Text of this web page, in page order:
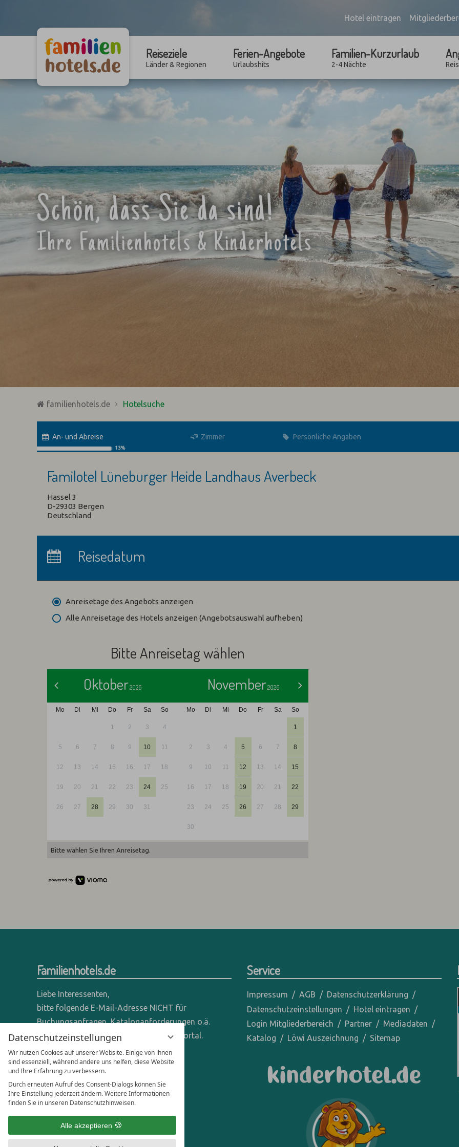
Datenschutzeinstellungen
Wir nutzen Cookies auf unserer Website. Einige von ihnen
sind essenziell, während andere uns helfen, diese Website
und Ihre Erfahrung zu verbessern.
Durch erneuten Aufruf des Consent-Dialogs können Sie
Ihre Einstellung jederzeit ändern. Weitere Informationen
finden Sie in unseren Datenschutzhinweisen.
Alle akzeptieren
Hotel eintragen
Reiseziele
Länder & Regionen
Ferien-Angebote
Urlaubshits
Familien-Kurzurlaub
2-4 Nächte
Schön, dass Sie da sind!
Ihre Familienhotels & Kinderhotels
familienhotels.de Hotelsuche
An- und Abreise Zimmer Persönliche Angaben
13%
Familotel Lüneburger Heide Landhaus Averbeck
Hassel 3
D-29303 Bergen
Deutschland
Übernachtungen:
Reisedatum
Anreisetage des Angebots anzeigen
Alle Anreisetage des Hotels anzeigen (Angebotsauswahl aufheben)
Bitte Anreisetag wählen
Oktober2026
Mo Di Mi Do Fr Sa So
1 2 3 4
5 6 7 8 9 10 11
12 13 14 15 16 17 18
19 20 21 22 23 24 25
26 27 28 29 30 31
>
November2026
Mo Di Mi Do Fr Sa So
1
2 3 4 5 6 7 8
9 10 11 12 13 14 15
16 17 18 19 20 21 22
23 24 25 26 27 28 29
30
Bitte wählen Sie Ihren Anreisetag.
Familienhotels.de
Liebe Interessenten,
bitte folgende E-Mail-Adresse NICHT für
Buchungsanfragen, Kataloganforderungen o.ä.
verwenden - wir sind ein reines Online-Portal.
Anfragen dieser Art bitte direkt an die
entsprechenden Hotels senden.
Anfragen für Hoteliers & Agenturen:
office@familienhotels.de
Service
Impressum AGB
Datenschutzerklärung
Datenschutzeinstellungen
Hotel eintragen
Login Mitgliederbereich
Partner
Mediadaten
Katalog
Löwi Auszeichnung Sitemap